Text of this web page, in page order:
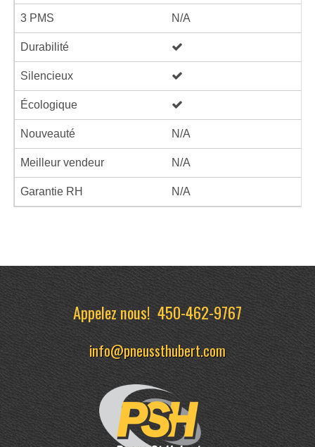
3 PMS N/A
Durabilité
Silencieux
Écologique
Nouveauté N/A
Meilleur vendeur N/A
Garantie RH N/A
Appelez nous!450-462-9767
info@pneussthubert.com